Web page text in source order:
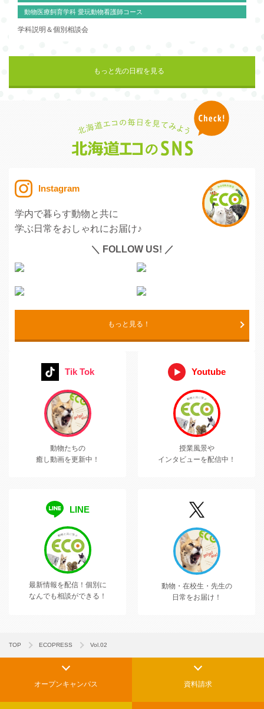
動物医療飼育学科 愛玩動物看護師コース
学科説明＆個別相談会
もっと先の日程を見る
Instagram
学内で暮らす動物と共に
学ぶ日常をおしゃれにお届け♪
＼ FOLLOW US! ／
もっと見る！
Tik Tok
動物たちの
癒し動画を更新中！
Youtube
授業風景や
インタビューを配信中！
LINE
最新情報を配信！ 個別に
なんでも相談ができる！
動物・在校生・先生の
日常をお届け！
TOP ECOPRESS Vol.02
オープンキャンパス 資料請求